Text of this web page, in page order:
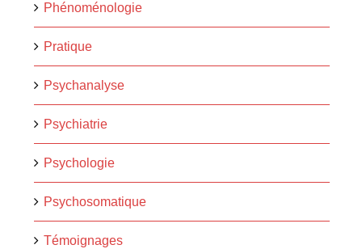
Phénoménologie
Pratique
Psychanalyse
Psychiatrie
Psychologie
Psychosomatique
Témoignages